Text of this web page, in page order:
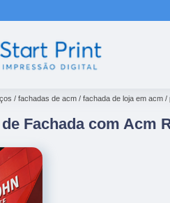
fachadas de acm fachada de loja em acm
Fachada com Acm